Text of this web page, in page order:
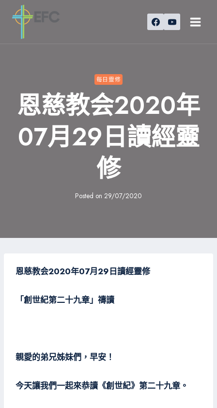
每日靈修
恩慈教会2020年
07月29日讀經靈
修
Posted on 29/07/2020
恩慈教会2020年07月29日讀經靈修
「創世紀第二十九章」禱讀
親愛的弟兄姊妹們，早安！
今天讓我們一起來恭讀《創世紀》第二十九章。